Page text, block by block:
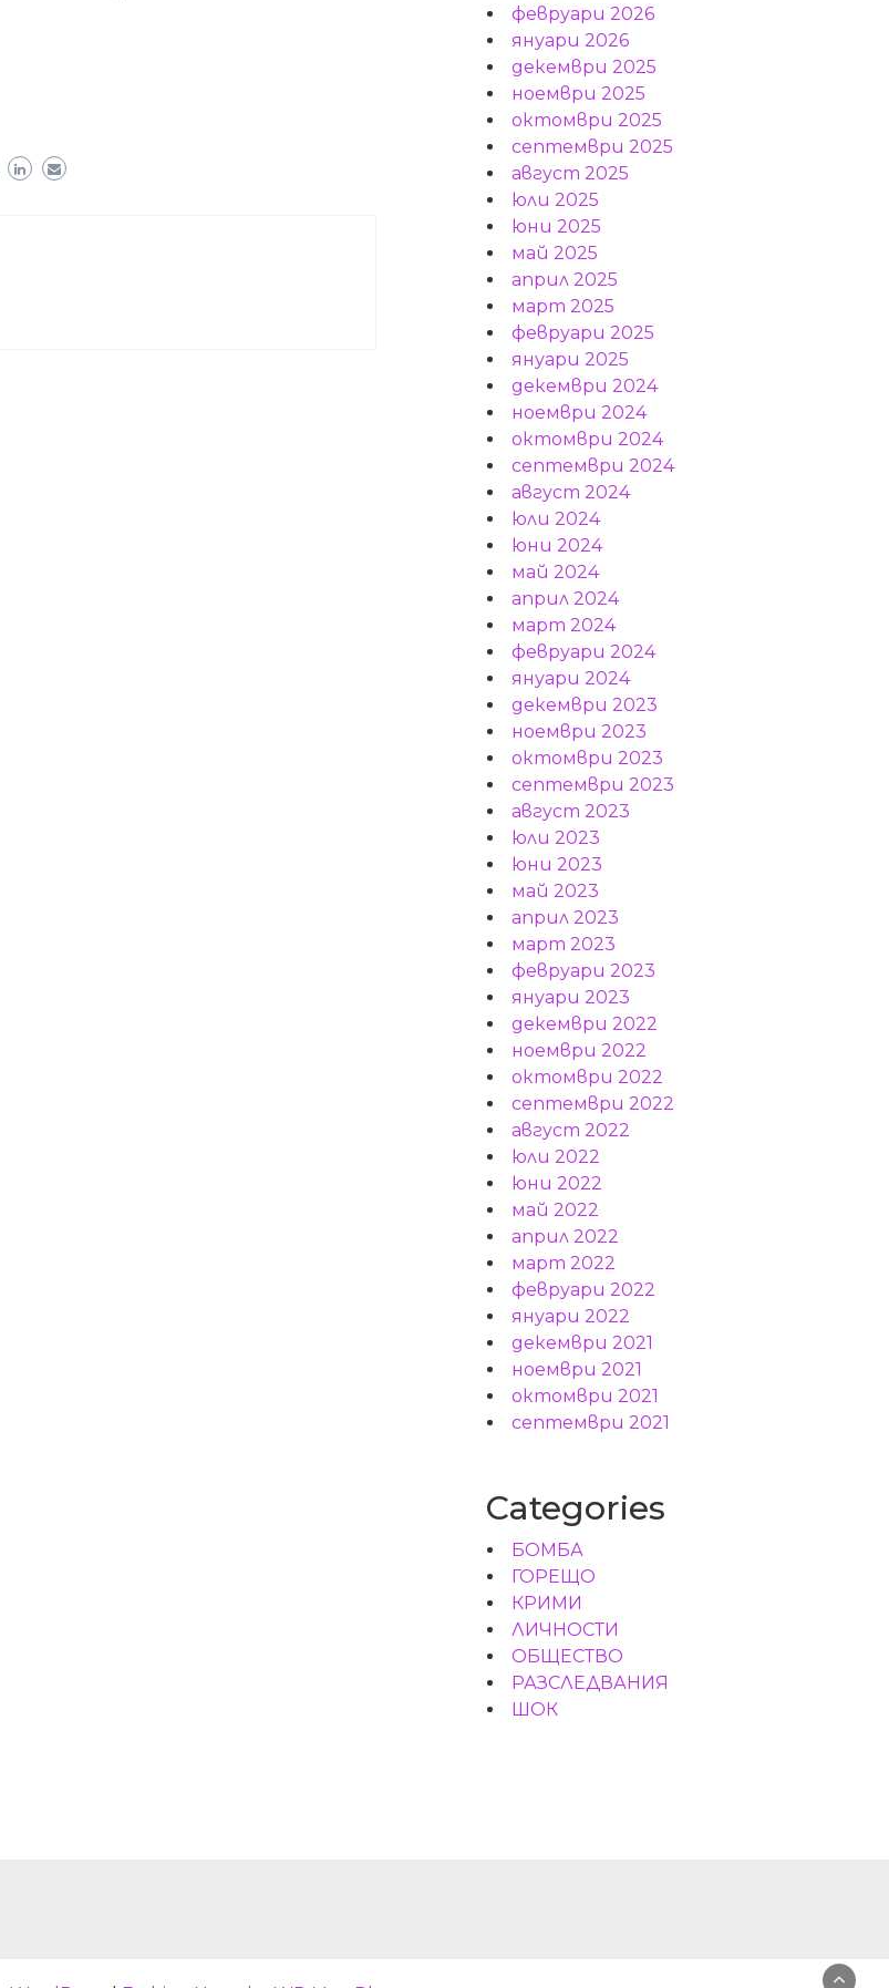
февруари 2026
януари 2026
декември 2025
ноември 2025
октомври 2025
септември 2025
август 2025
юли 2025
юни 2025
май 2025
април 2025
март 2025
февруари 2025
януари 2025
декември 2024
ноември 2024
октомври 2024
септември 2024
август 2024
юли 2024
юни 2024
май 2024
април 2024
март 2024
февруари 2024
януари 2024
декември 2023
ноември 2023
октомври 2023
септември 2023
август 2023
юли 2023
юни 2023
май 2023
април 2023
март 2023
февруари 2023
януари 2023
декември 2022
ноември 2022
октомври 2022
септември 2022
август 2022
юли 2022
юни 2022
май 2022
април 2022
март 2022
февруари 2022
януари 2022
декември 2021
ноември 2021
октомври 2021
септември 2021
Categories
БОМБА
ГОРЕЩО
КРИМИ
ЛИЧНОСТИ
ОБЩЕСТВО
РАЗСЛЕДВАНИЯ
ШОК